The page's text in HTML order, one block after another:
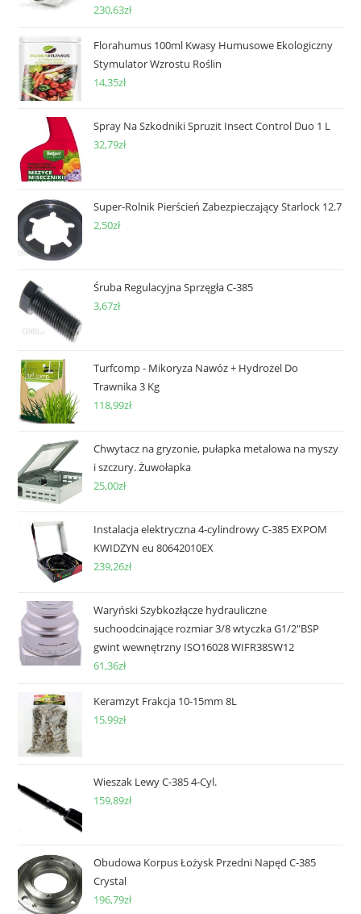
230,63zł
Florahumus 100ml Kwasy Humusowe Ekologiczny
Stymulator Wzrostu Roślin
14,35zł
Spray Na Szkodniki Spruzit Insect Control Duo 1 L
32,79zł
Super-Rolnik Pierścień Zabezpieczający Starlock 12.7
2,50zł
Śruba Regulacyjna Sprzęgła C-385
3,67zł
Turfcomp - Mikoryza Nawóz + Hydrożel Do
Trawnika 3 Kg
118,99zł
Chwytacz na gryzonie, pułapka metalowa na myszy
i szczury. Żuwołapka
25,00zł
Instalacja elektryczna 4-cylindrowy C-385 EXPOM
KWIDZYN eu 80642010EX
239,26zł
Waryński Szybkozłącze hydrauliczne
suchoodcinające rozmiar 3/8 wtyczka G1/2"BSP
gwint wewnętrzny ISO16028 WIFR38SW12
61,36zł
Keramzyt Frakcja 10-15mm 8L
15,99zł
Wieszak Lewy C-385 4-Cyl.
159,89zł
Obudowa Korpus Łożysk Przedni Napęd C-385
Crystal
196,79zł